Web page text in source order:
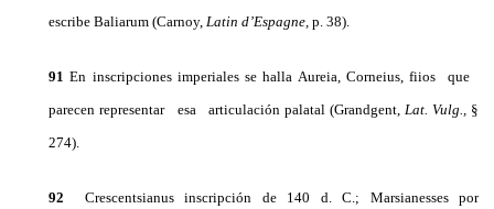
escribe Baliarum (Carnoy, Latin d’Espagne, p. 38).
91 En inscripciones imperiales se halla Aureia, Corneius, fiios que
parecen representar esa articulación palatal (Grandgent, Lat.Vulg., §
274).
92 Crescentsianus inscripción de 140 d. C.; Marsianesses por